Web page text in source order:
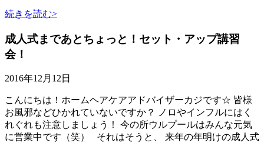
続きを読む>
成人式まであとちょっと！セット・アップ講習
会！
2016年12月12日
こんにちは！ホームヘアケアアドバイザーカジです☆ 皆様
お風邪などひかれていないですか？ ノロやインフルにはく
れぐれも注意しましょう！ 今の所ウルプールはみんな元気
に営業中です（笑） それはそうと、 来年の年明けの成人式